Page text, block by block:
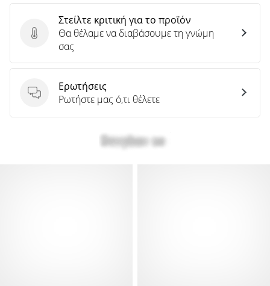
Στείλτε κριτική για το προϊόν
Στείλτε κριτική για το προϊόν
Θα θέλαμε να διαβάσουμε τη γνώμη
σας
Ερωτήσεις
Ερωτήσεις
Ρωτήστε μας ό,τι θέλετε